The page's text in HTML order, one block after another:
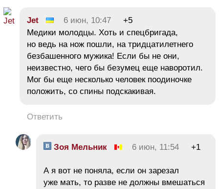
Jet 6 июн, 10:47
+5
Медики молодцы. Хоть и спецбригада,
но ведь на нож пошли, на тридцатилетнего
безбашенного мужика! Если бы не они,
неизвестно, чего бы безумец еще наворотил.
Мог бы еще несколько человек поодиночке
положить, со спины подскакивая.
Ответить
Зоя Мельник 6 июн, 11:54 +1
А я вот не поняла, если он зарезал
уже мать, то разве не должны вмешаться